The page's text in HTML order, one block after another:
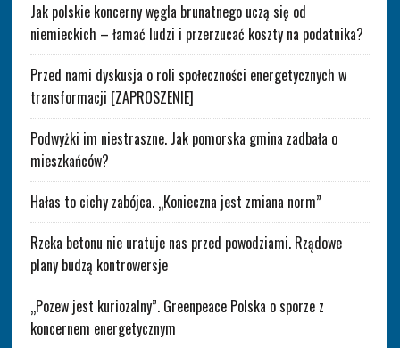
Jak polskie koncerny węgla brunatnego uczą się od
niemieckich – łamać ludzi i przerzucać koszty na podatnika?
Przed nami dyskusja o roli społeczności energetycznych w
transformacji [ZAPROSZENIE]
Podwyżki im niestraszne. Jak pomorska gmina zadbała o
mieszkańców?
Hałas to cichy zabójca. „Konieczna jest zmiana norm”
Rzeka betonu nie uratuje nas przed powodziami. Rządowe
plany budzą kontrowersje
„Pozew jest kuriozalny”. Greenpeace Polska o sporze z
koncernem energetycznym